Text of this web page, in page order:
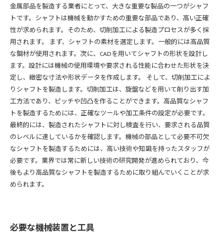
金属部品を製造する業者にとって、大きな重要な製品の一つがシャフ
トです。シャフトは機械を動かすための重要な部品であり、高い正確
性が求められます。そのため、切削加工による製造プロセスが多く採
用されます。 まず、シャフトの素材を選定します。一般的には高品質
な鋼材が使用されます。次に、CADを用いてシャフトの形状を設計し
ます。設計には機械の使用環境や要求される性能に合わせた形状を決
定し、緻密な寸法や形状データを作成します。 そして、切削加工によ
りシャフトを製造します。切削加工は、旋盤などを用いて削り出す加
工方法であり、ピッチや凹凸を作ることができます。高品質なシャフ
トを製造するためには、正確なツールや加工条件の設定が必要です。
最終的には、製造されたシャフトに対し検査を行い、要求される品質
のレベルに達しているかを確認します。機械の部品として必要不可欠
なシャフトを製造するためには、高い技術や知識を持ったスタッフが
必要です。業界では常に新しい技術の研究開発が進められており、今
後もより高品質なシャフトを製造するために取り組んでいくことが求
められます。
必要な機械装置と工具